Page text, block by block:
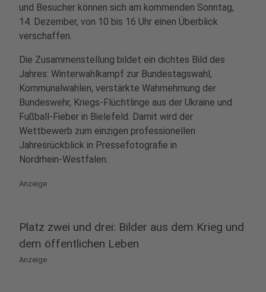
und Besucher können sich am kommenden Sonntag,
14. Dezember, von 10 bis 16 Uhr einen Überblick
verschaffen.
Die Zusammenstellung bildet ein dichtes Bild des
Jahres: Winterwahlkampf zur Bundestagswahl,
Kommunalwahlen, verstärkte Wahrnehmung der
Bundeswehr, Kriegs‑Flüchtlinge aus der Ukraine und
Fußball‑Fieber in Bielefeld. Damit wird der
Wettbewerb zum einzigen professionellen
Jahresrückblick in Pressefotografie in
Nordrhein‑Westfalen.
Anzeige
Platz zwei und drei: Bilder aus dem Krieg und
dem öffentlichen Leben
Anzeige